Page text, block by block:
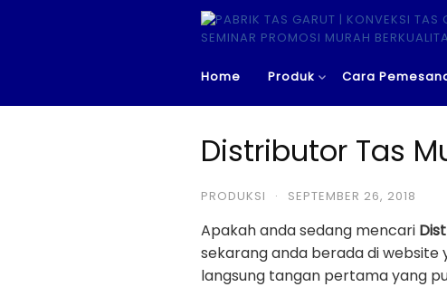
Home Produk Cara
Distributor Tas
PRODUKSI · SEPTEMBER 26, 2018
Apakah anda sedang mencari
sekarang anda berada di
langsung tangan pertama yang